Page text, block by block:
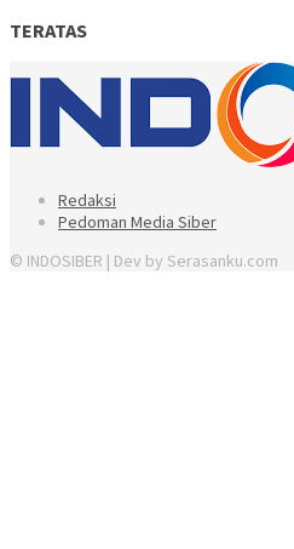
TERATAS
Redaksi
Pedoman Media Siber
© INDOSIBER | Dev by Serasanku.com